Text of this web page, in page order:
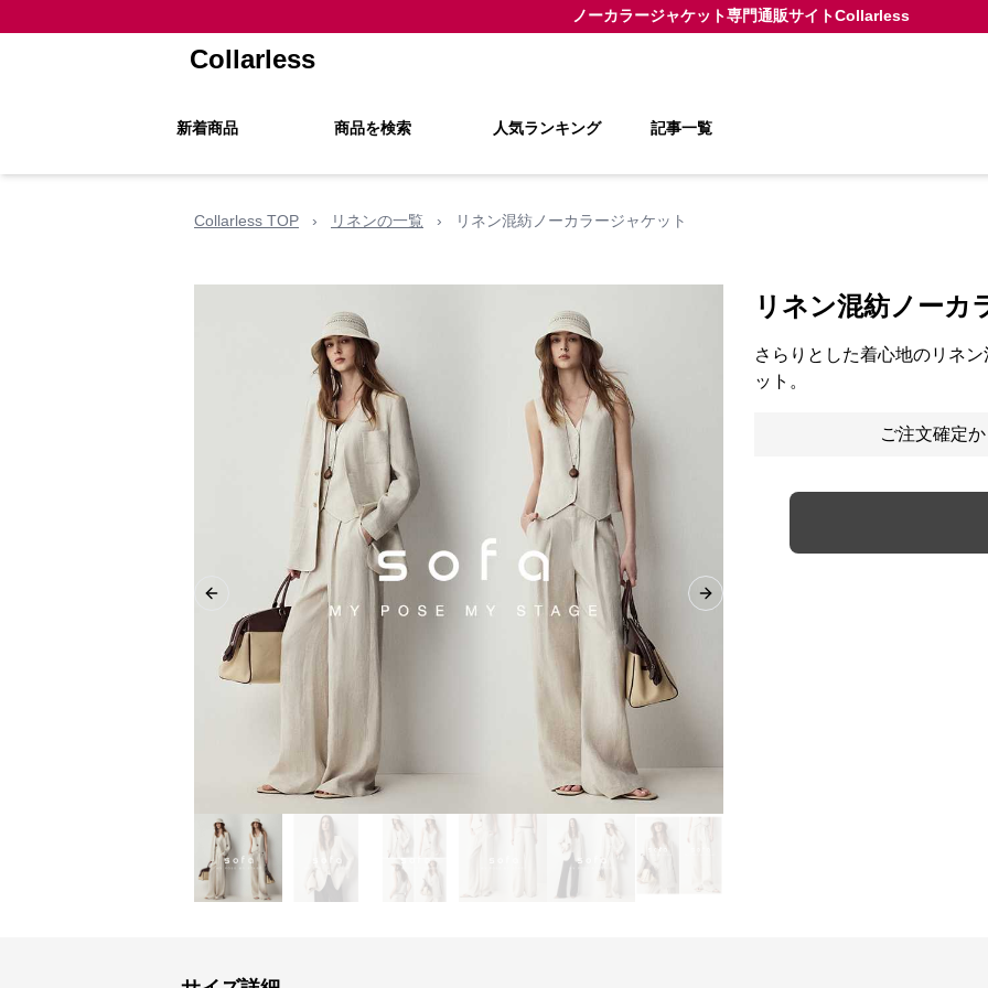
ノーカラージャケット専門通販サイトCollarless
Collarless
新着商品 商品を検索 人気ランキング 記事一覧
Collarless TOP › リネンの一覧 › リネン混紡ノーカラージャケット
Previous slide Next slide
リネン混紡ノーカ
さらりとした着心地のリネ
ット。
ご注文確定